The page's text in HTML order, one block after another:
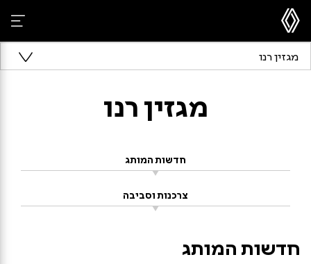
מגזין רנו
מגזין רנו
חדשות המותג
צרכנות וסביבה
חדשות המותג